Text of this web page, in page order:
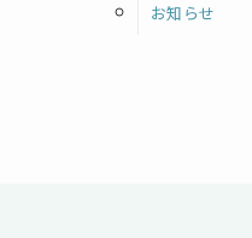
お知らせ